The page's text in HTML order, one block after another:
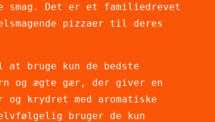
smag. Det er et familiedrevet
pizzaer til deres
bruge kun de bedste
og ægte gær, der giver en
og krydret med aromatiske
bruger de kun